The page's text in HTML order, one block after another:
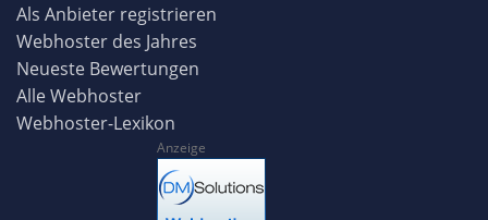
Als Anbieter registrieren
Webhoster des Jahres
Neueste Bewertungen
Alle Webhoster
Webhoster-Lexikon
Anzeige